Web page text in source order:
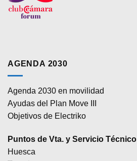
AGENDA 2030
Agenda 2030 en movilidad
Ayudas del Plan Move III
Objetivos de Electriko
Puntos de Vta. y Servicio Técnico
Huesca